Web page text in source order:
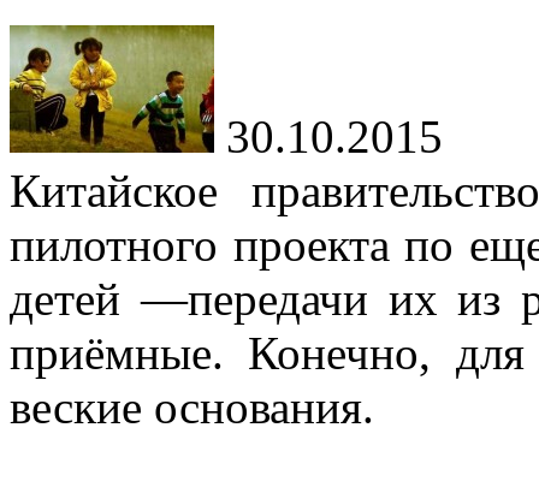
30.10.2015
Китайское
пилотного проекта по
детей —передачи их из
приёмные. Конечно,
веские основания.